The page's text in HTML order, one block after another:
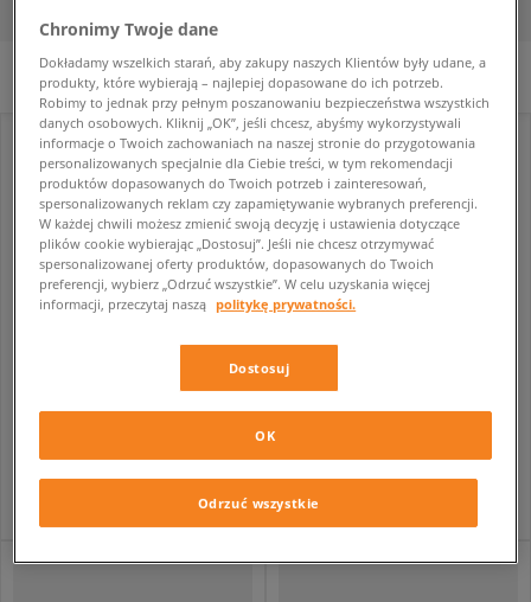
Nie wybrano filtrów.
SPRAYGROUND PLECAK SUBWAY VANDALS BACKPACK
unisex
519,99 zł - najniższa cena
unisex
519,99 zł - najniższa cena
Chronimy Twoje dane
Dokładamy wszelkich starań, aby zakupy naszych Klientów były udane, a
produkty, które wybierają – najlepiej dopasowane do ich potrzeb.
Robimy to jednak przy pełnym poszanowaniu bezpieczeństwa wszystkich
danych osobowych. Kliknij „OK”, jeśli chcesz, abyśmy wykorzystywali
informacje o Twoich zachowaniach na naszej stronie do przygotowania
personalizowanych specjalnie dla Ciebie treści, w tym rekomendacji
produktów dopasowanych do Twoich potrzeb i zainteresowań,
spersonalizowanych reklam czy zapamiętywanie wybranych preferencji.
W każdej chwili możesz zmienić swoją decyzję i ustawienia dotyczące
plików cookie wybierając „Dostosuj”. Jeśli nie chcesz otrzymywać
spersonalizowanej oferty produktów, dopasowanych do Twoich
preferencji, wybierz „Odrzuć wszystkie”. W celu uzyskania więcej
informacji, przeczytaj naszą politykę prywatności.
Dostosuj
Odrzuć wszystkie
OK